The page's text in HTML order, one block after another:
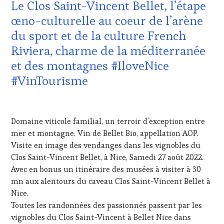
TOURISM
TOUR,
WINE
TOURISM
TOUR
MOVIE
WINETASTINGVOUCHER.COM
VIN
DE
LA
HAUTE
GASTRONOMIE
FRANÇAISE ,
OENOTOURISME,
PARTENAIRES
TERROIR,
SALONS
INTERNATIONAUX ,
VIGNOBLES,
WINE
VOUCHER,
WINE
TOURISM
FAME,
Le Clos Saint-Vincent Bellet, l’étape
œno-culturelle au coeur de l’arène
du sport et de la culture French
Riviera, charme de la méditerranée
et des montagnes #IloveNice
#VinTourisme
2022
Domaine viticole familial, un terroir d’exception entre
mer et montagne. Vin de Bellet Bio, appellation AOP.
Visite en image des vendanges dans les vignobles du
Clos Saint-Vincent Bellet, à Nice, Samedi 27 août 2022.
Avec en bonus un itinéraire des musées à visiter à 30
mn aux alentours du caveau Clos Saint-Vincent Bellet à
Nice.
Toutes les randonnées des passionnés passent par les
vignobles du Clos Saint-Vincent à Bellet Nice dans